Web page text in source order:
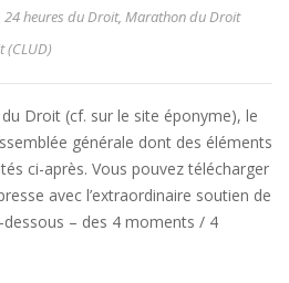
24 heures du Droit, Marathon du Droit
(CLUD)
Droit (cf. sur le site éponyme), le
générale dont des éléments
ci-après. Vous pouvez télécharger
avec l’extraordinaire soutien de
– des 4 moments / 4